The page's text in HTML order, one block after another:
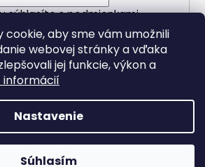
cookie, aby sme vám umožnili
webovej stránky a vďaka
jej funkcie, výkon a
informácií
Nastavenie
Súhlasím
súhlasíte spodmienkami
údajov
predmety. Všetky práva
vyhradené.